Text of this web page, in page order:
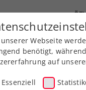
Ausbildung
Webseite
benötigt,
auf
Essenziell